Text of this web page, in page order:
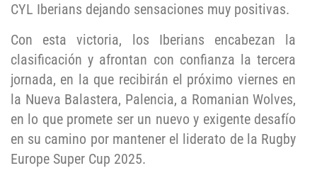
CYL Iberians dejando sensaciones muy positivas.
Con esta victoria, los Iberians encabezan la
clasificación y afrontan con confianza la tercera
jornada, en la que recibirán el próximo viernes en
la Nueva Balastera, Palencia, a Romanian Wolves,
en lo que promete ser un nuevo y exigente desafío
en su camino por mantener el liderato de la Rugby
Europe Super Cup 2025.